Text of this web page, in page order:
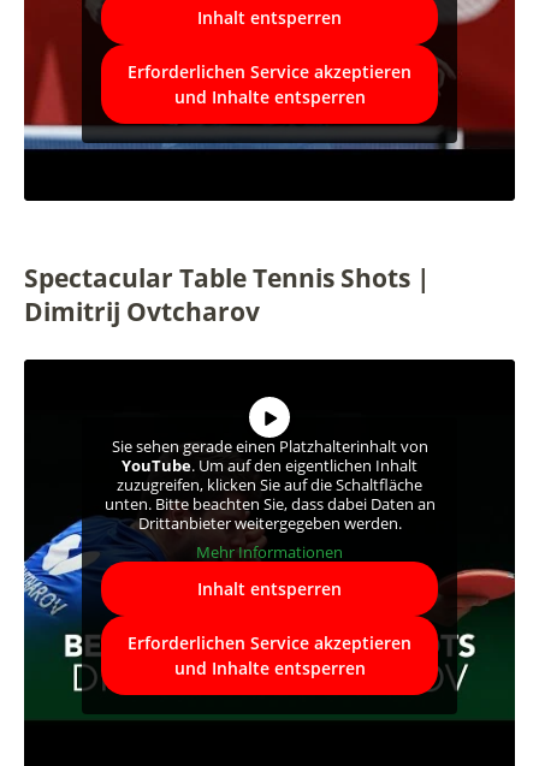
Inhalt entsperren
Erforderlichen Service akzeptieren
und Inhalte entsperren
Spectacular Table Tennis Shots |
Dimitrij Ovtcharov
Sie sehen gerade einen Platzhalterinhalt von
YouTube. Um auf den eigentlichen Inhalt
zuzugreifen, klicken Sie auf die Schaltfläche
unten. Bitte beachten Sie, dass dabei Daten an
Drittanbieter weitergegeben werden.
Mehr Informationen
Inhalt entsperren
Erforderlichen Service akzeptieren
und Inhalte entsperren